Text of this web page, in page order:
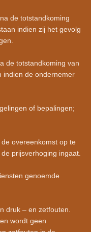
de totstandkoming
indien zij het gevolg
de totstandkoming van
indien de ondernemer
of bepalingen;
overeenkomst op te
prijsverhoging ingaat.
genoemde
druk – en zetfouten.
wordt geen